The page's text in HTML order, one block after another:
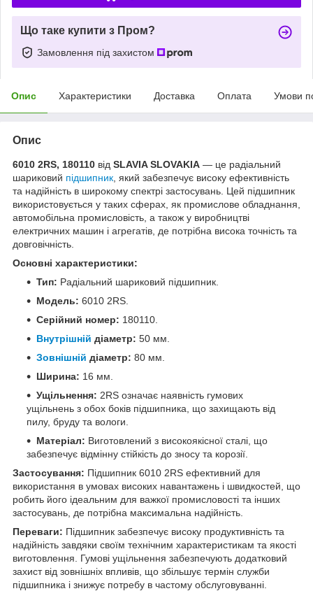
Що таке купити з Пром?
Замовлення під захистом
Опис Характеристики Доставка Оплата Умови
Опис
6010 2RS, 180110 від SLAVIA SLOVAKIA — це радіальний
шариковий підшипник , який забезпечує високу ефективність
та надійність в широкому спектрі застосувань. Цей підшипник
використовується у таких сферах, як промислове обладнання,
автомобільна промисловість, а також у виробництві
електричних машин і агрегатів, де потрібна висока точність та
довговічність.
Основні характеристики:
Тип: Радіальний шариковий підшипник.
Модель: 6010 2RS.
Серійний номер: 180110.
Внутрішній діаметр: 50 мм.
Зовнішній діаметр: 80 мм.
Ширина: 16 мм.
Ущільнення: 2RS означає наявність гумових
ущільнень з обох боків підшипника, що захищають від
пилу, бруду та вологи.
Матеріал: Виготовлений з високоякісної сталі, що
забезпечує відмінну стійкість до зносу та корозії.
Застосування: Підшипник 6010 2RS ефективний для
використання в умовах високих навантажень і швидкостей, що
робить його ідеальним для важкої промисловості та інших
застосувань, де потрібна максимальна надійність.
Переваги: Підшипник забезпечує високу продуктивність та
надійність завдяки своїм технічним характеристикам та якості
виготовлення. Гумові ущільнення забезпечують додатковий
захист від зовнішніх впливів, що збільшує термін служби
підшипника і знижує потребу в частому обслуговуванні.